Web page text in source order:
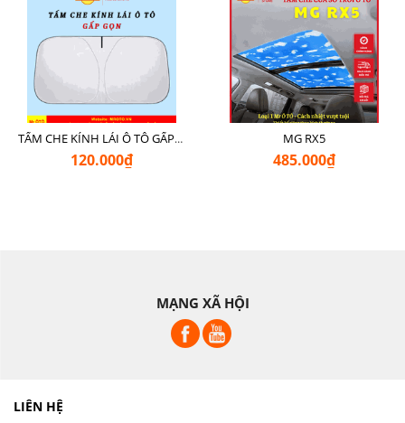
TẤM CHE KÍNH LÁI Ô TÔ GẤP GỌN
120.000₫
MG RX5
485.000₫
MẠNG XÃ HỘI
LIÊN HỆ